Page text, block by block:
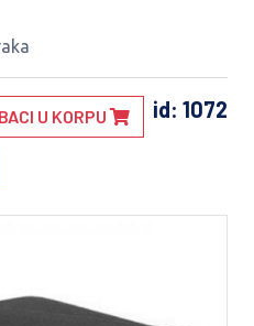
id: 1072
U KORPU